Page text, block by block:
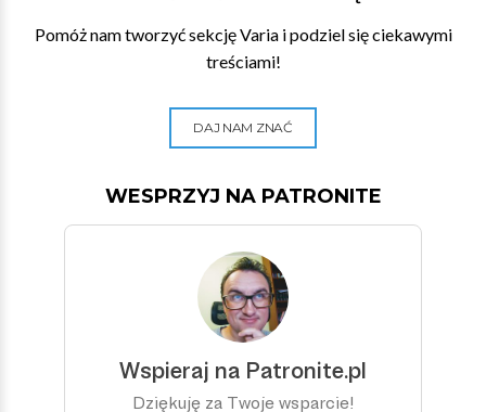
Pomóż nam tworzyć sekcję Varia i podziel się ciekawymi
treściami!
DAJ NAM ZNAĆ
WESPRZYJ NA PATRONITE